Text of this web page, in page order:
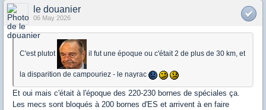
le douanier
06 May 2026
C'est plutot il fut une époque ou c'était 2 de plus de 30 km, et
la disparition de campouriez - le nayrac
Et oui mais c'était à l'époque des 220-230 bornes de spéciales ça.
Les mecs sont bloqués à 200 bornes d'ES et arrivent à en faire